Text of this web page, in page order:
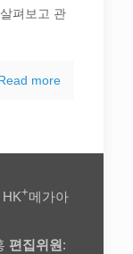
펴보고 관
more
+메가아
편집위원 :